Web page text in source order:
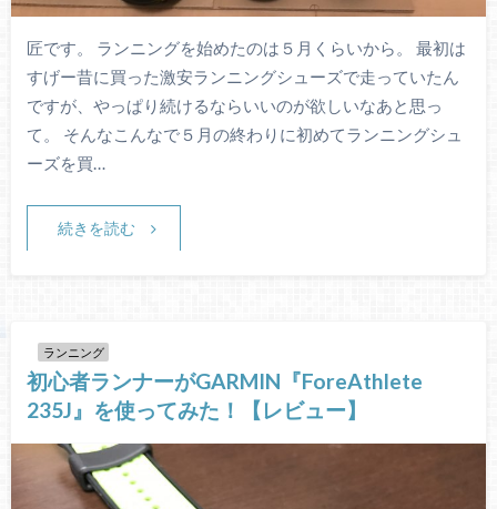
匠です。 ランニングを始めたのは５月くらいから。 最初は
すげー昔に買った激安ランニングシューズで走っていたん
ですが、やっぱり続けるならいいのが欲しいなあと思っ
て。 そんなこんなで５月の終わりに初めてランニングシュ
ーズを買…
続きを読む
ランニング
初心者ランナーがGARMIN『ForeAthlete
235J』を使ってみた！【レビュー】